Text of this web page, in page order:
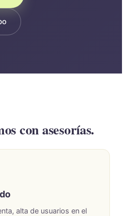
con asesorías.
alta de usuarios en el